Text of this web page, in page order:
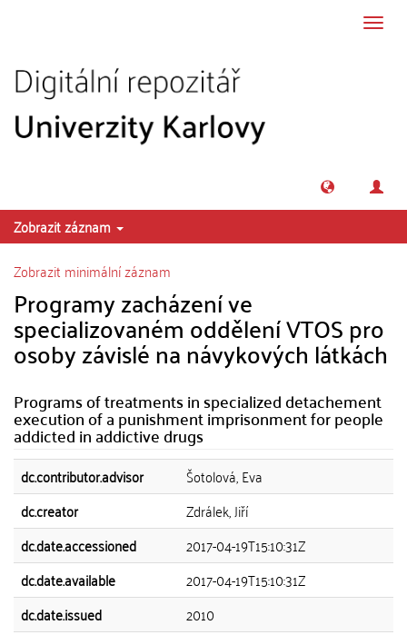
Zobrazit záznam
Zobrazit minimální záznam
Programy zacházení ve
specializovaném oddělení VTOS pro
osoby závislé na návykových látkách
Programs of treatments in specialized detachement
execution of a punishment imprisonment for people
addicted in addictive drugs
dc.contributor.advisor
Šotolová, Eva
dc.creator
Zdrálek, Jiří
dc.date.accessioned
2017-04-19T15:10:31Z
dc.date.available
2017-04-19T15:10:31Z
dc.date.issued
2010